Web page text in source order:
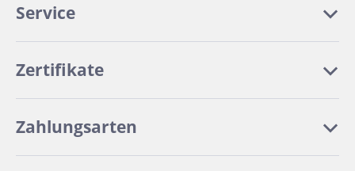
Service
Zertifikate
Zahlungsarten